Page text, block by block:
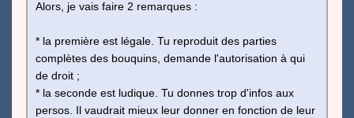
Alors, je vais faire 2 remarques :
* la première est légale. Tu reproduit des parties
complètes des bouquins, demande l'autorisation à qui
de droit ;
* la seconde est ludique. Tu donnes trop d'infos aux
persos. Il vaudrait mieux leur donner en fonction de leur